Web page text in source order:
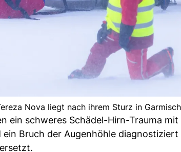
Nova liegt nach ihrem Sturz in
ein schweres Schädel-Hirn-Trauma
ein Bruch der Augenhöhle